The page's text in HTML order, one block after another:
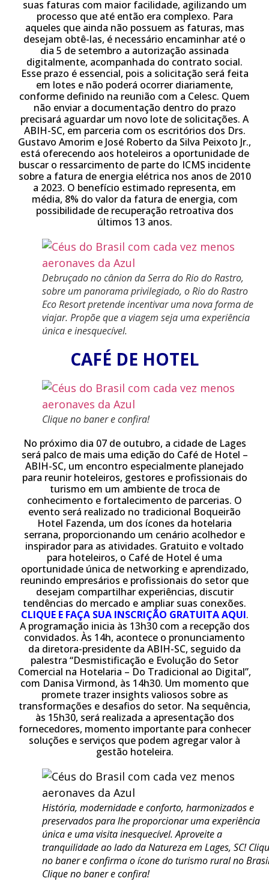
suas faturas com maior facilidade, agilizando um
processo que até então era complexo. Para
aqueles que ainda não possuem as faturas, mas
desejam obtê-las, é necessário encaminhar até o
dia 5 de setembro a autorização assinada
digitalmente, acompanhada do contrato social.
Esse prazo é essencial, pois a solicitação será feita
em lotes e não poderá ocorrer diariamente,
conforme definido na reunião com a Celesc. Quem
não enviar a documentação dentro do prazo
precisará aguardar um novo lote de solicitações. A
ABIH-SC, em parceria com os escritórios dos Drs.
Gustavo Amorim e José Roberto da Silva Peixoto Jr.,
está oferecendo aos hoteleiros a oportunidade de
buscar o ressarcimento de parte do ICMS incidente
sobre a fatura de energia elétrica nos anos de 2010
a 2023. O benefício estimado representa, em
média, 8% do valor da fatura de energia, com
possibilidade de recuperação retroativa dos
últimos 13 anos.
Debruçado no cânion da Serra do Rio do Rastro,
sobre um panorama privilegiado, o Rio do Rastro
Eco Resort pretende incentivar uma nova forma de
viajar. Propõe que a viagem seja uma experiência
única e inesquecível.
CAFÉ DE HOTEL
Clique no baner e confira!
No próximo dia 07 de outubro, a cidade de Lages
será palco de mais uma edição do Café de Hotel –
ABIH-SC, um encontro especialmente planejado
para reunir hoteleiros, gestores e profissionais do
turismo em um ambiente de troca de
conhecimento e fortalecimento de parcerias. O
evento será realizado no tradicional Boqueirão
Hotel Fazenda, um dos ícones da hotelaria
serrana, proporcionando um cenário acolhedor e
inspirador para as atividades. Gratuito e voltado
para hoteleiros, o Café de Hotel é uma
oportunidade única de networking e aprendizado,
reunindo empresários e profissionais do setor que
desejam compartilhar experiências, discutir
tendências do mercado e ampliar suas conexões.
CLIQUE E FAÇA SUA INSCRIÇÃO GRATUITA AQUI.
A programação inicia às 13h30 com a recepção dos
convidados. Às 14h, acontece o pronunciamento
da diretora-presidente da ABIH-SC, seguido da
palestra “Desmistificação e Evolução do Setor
Comercial na Hotelaria – Do Tradicional ao Digital”,
com Danisa Virmond, às 14h30. Um momento que
promete trazer insights valiosos sobre as
transformações e desafios do setor. Na sequência,
às 15h30, será realizada a apresentação dos
fornecedores, momento importante para conhecer
soluções e serviços que podem agregar valor à
gestão hoteleira.
História, modernidade e conforto, harmonizados e
preservados para lhe proporcionar uma experiência
única e uma visita inesquecível. Aproveite a
tranquilidade ao lado da Natureza em Lages, SC!
no baner e confirma o ícone do turismo rural no
Clique no baner e confira!